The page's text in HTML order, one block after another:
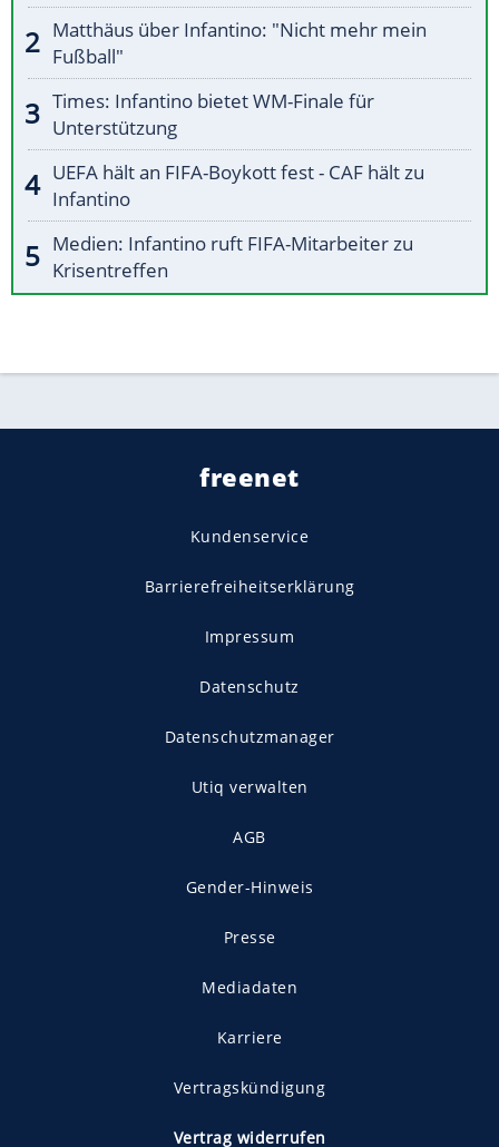
Matthäus über Infantino: "Nicht mehr mein
Fußball"
Times: Infantino bietet WM-Finale für
Unterstützung
UEFA hält an FIFA-Boykott fest - CAF hält zu
Infantino
Medien: Infantino ruft FIFA-Mitarbeiter zu
Krisentreffen
freenet
Kundenservice
Barrierefreiheitserklärung
Impressum
Datenschutz
Datenschutzmanager
Utiq verwalten
AGB
Gender-Hinweis
Presse
Mediadaten
Karriere
Vertragskündigung
Vertrag widerrufen